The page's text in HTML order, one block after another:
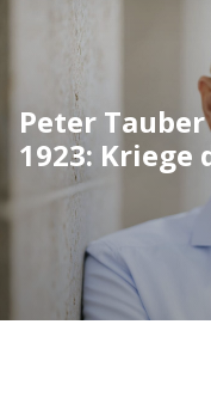
Peter
1923: Kriege